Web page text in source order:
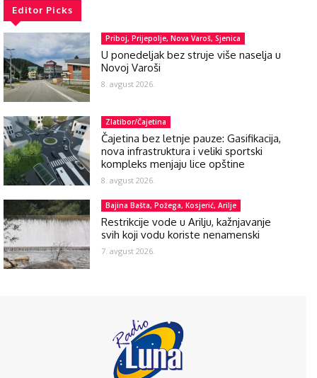
Editor Picks
Priboj, Prijepolje, Nova Varoš, Sjenica
U ponedeljak bez struje više naselja u
Novoj Varoši
8. avgust 2026.
Zlatibor/Čajetina
Čajetina bez letnje pauze: Gasifikacija,
nova infrastruktura i veliki sportski
kompleks menjaju lice opštine
8. avgust 2026.
Bajina Bašta, Požega, Kosjerić, Arilje
Restrikcije vode u Arilju, kažnjavanje
svih koji vodu koriste nenamenski
7. avgust 2026.